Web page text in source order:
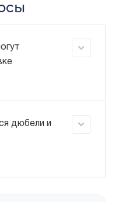
дюбели и